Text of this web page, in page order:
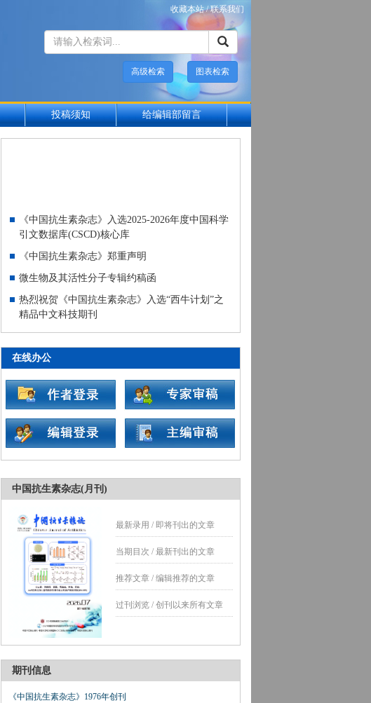
收藏本站/联系我们
图表检索
高级检索
投稿须知 给编辑部留言
《中国抗生素杂志》入选2025-2026年度中国科学
引文数据库(CSCD)核心库
《中国抗生素杂志》郑重声明
微生物及其活性分子专辑约稿函
热烈祝贺《中国抗生素杂志》入选“西牛计划”之
精品中文科技期刊
《中国抗生素杂志》第二届青年编委名单公示
第二届One Health 微生物耐药控制大会通知
览》（2023年版）
特殊生态环境微生物及次级代谢产物专刊约稿函
2019抗生素临床应用于研发学术研讨会暨青年学
术论坛邀请函
在线办公
中国抗生素杂志(月刊)
最新录用 / 即将刊出的文章
当期目次 / 最新刊出的文章
推荐文章 / 编辑推荐的文章
过刊浏览 / 创刊以来所有文章
期刊信息
《中国抗生素杂志》1976年创刊